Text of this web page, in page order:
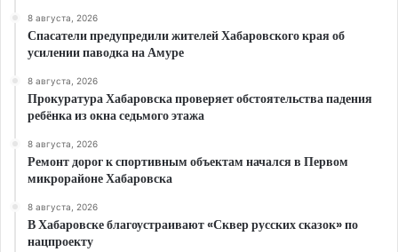
8 августа, 2026
Спасатели предупредили жителей Хабаровского края об
усилении паводка на Амуре
8 августа, 2026
Прокуратура Хабаровска проверяет обстоятельства падения
ребёнка из окна седьмого этажа
8 августа, 2026
Ремонт дорог к спортивным объектам начался в Первом
микрорайоне Хабаровска
8 августа, 2026
В Хабаровске благоустраивают «Сквер русских сказок» по
нацпроекту